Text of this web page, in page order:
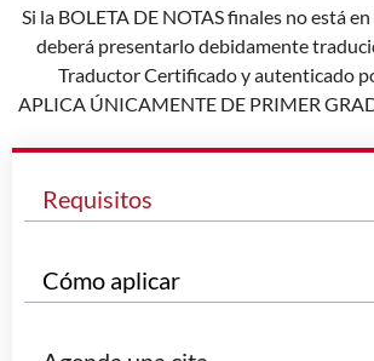
Requisitos
Cómo aplicar
Si la BOLETA DE NOTAS finales no está
deberá presentarlo debidamente
Traductor Certificado y autenticado
APLICA ÚNICAMENTE DE PRIMER